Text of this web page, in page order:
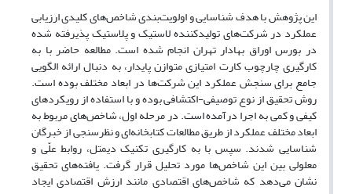
این پژوهش با هدف شناسایی و اولویت‌بندی شاخص‌های کلیدی ارزیابی
عملکرد در شرکت‌های تولیدکننده لاستیک و پلاستیک پذیرفته شده
در بورس اوراق بهادار تهران انجام شده است. مطالعه حاضر با به
کارگیری چارچوب کارت امتیازی متوازن پایدار، به دنبال ارائه الگویی
جامع برای سنجش عملکرد این شرکت‌ها در ابعاد مختلف بوده است.
روش تحقیق از نوع توصیفی-اکتشافی بوده و با استفاده از رویکردهای
کیفی و کمی به اجرا درآمده است. در مرحله اول، شاخص‌های مربوط به
ابعاد مختلف عملکرد از طریق مطالعات کتابخانه‌ای و نظرسنجی از خبرگان
شناسایی شدند. سپس با به کارگیری تکنیک دیمتل، روابط علّی و
معلولی بین این شاخص‌ها مورد تحلیل قرار گرفت. یافته‌های تحقیق
نشان می‌دهد که شاخص‌های اقتصادی مانند ارزش اقتصادی ایجاد